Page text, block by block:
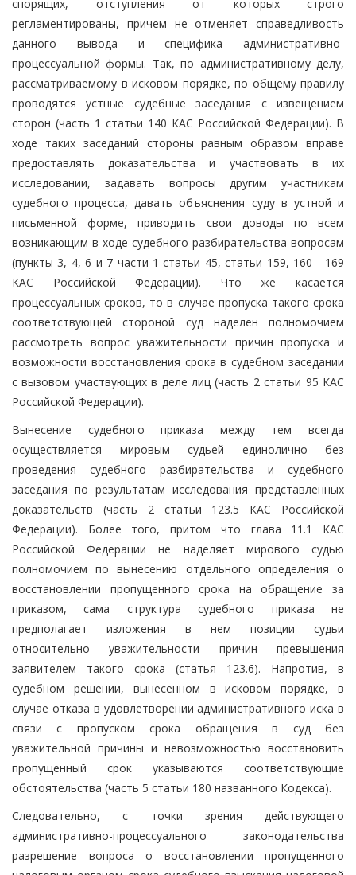
спорящих, отступления от которых строго
регламентированы, причем не отменяет справедливость
данного вывода и специфика административно-
процессуальной формы. Так, по административному делу,
рассматриваемому в исковом порядке, по общему правилу
проводятся устные судебные заседания с извещением
сторон (часть 1 статьи 140 КАС Российской Федерации). В
ходе таких заседаний стороны равным образом вправе
предоставлять доказательства и участвовать в их
исследовании, задавать вопросы другим участникам
судебного процесса, давать объяснения суду в устной и
письменной форме, приводить свои доводы по всем
возникающим в ходе судебного разбирательства вопросам
(пункты 3, 4, 6 и 7 части 1 статьи 45, статьи 159, 160 - 169
КАС Российской Федерации). Что же касается
процессуальных сроков, то в случае пропуска такого срока
соответствующей стороной суд наделен полномочием
рассмотреть вопрос уважительности причин пропуска и
возможности восстановления срока в судебном заседании
с вызовом участвующих в деле лиц (часть 2 статьи 95 КАС
Российской Федерации).
Вынесение судебного приказа между тем всегда
осуществляется мировым судьей единолично без
проведения судебного разбирательства и судебного
заседания по результатам исследования представленных
доказательств (часть 2 статьи 123.5 КАС Российской
Федерации). Более того, притом что глава 11.1 КАС
Российской Федерации не наделяет мирового судью
полномочием по вынесению отдельного определения о
восстановлении пропущенного срока на обращение за
приказом, сама структура судебного приказа не
предполагает изложения в нем позиции судьи
относительно уважительности причин превышения
заявителем такого срока (статья 123.6). Напротив, в
судебном решении, вынесенном в исковом порядке, в
случае отказа в удовлетворении административного иска в
связи с пропуском срока обращения в суд без
уважительной причины и невозможностью восстановить
пропущенный срок указываются соответствующие
обстоятельства (часть 5 статьи 180 названного Кодекса).
Следовательно, с точки зрения действующего
административно-процессуального законодательства
разрешение вопроса о восстановлении пропущенного